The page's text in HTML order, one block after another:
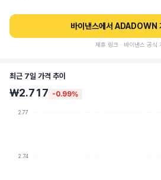
바이낸스에서 ADADOWN
제휴 링크 · 바이낸스 공식
최근 7일 가격 추이
₩2.717 -0.99%
2.77
2.74